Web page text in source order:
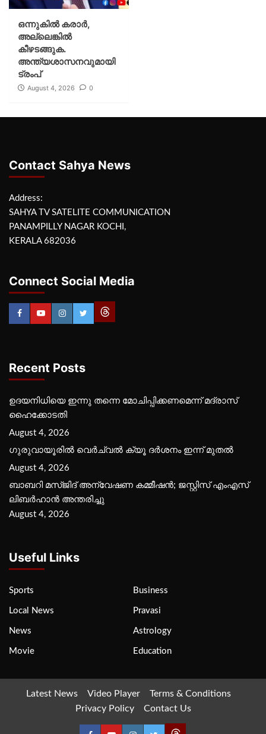
ഒന്നുകില്‍ കരാര്‍,
അല്ലെങ്കില്‍
കീഴടങ്ങുക.
അന്ത്യശാസനവുമായി
ട്രംപ്
August 4, 2026 0
Contact Sahya News
Address:
SAHYA TV SATELITE COMMUNICATION
PANAMPILLY NAGAR KOCHI,
KERALA 682036
Connect Social Media
Recent Posts
ഉദയനിധിയെ ഇന്നു തന്നെ മോചിപ്പിക്കണമെന്ന് മദ്രാസ്
ഹൈക്കോടതി
August 4, 2026
ഗുരുവായൂരില്‍ വെര്‍ച്വല്‍ ക്യൂ ദര്‍ശനം ഇന്ന് മുതല്‍
August 4, 2026
ബാബറി മസ്ജിദ് അന്വേഷണ കമ്മീഷന്‍; ജസ്റ്റിസ് എംഎസ്
ലിബര്‍ഹാന്‍ അന്തരിച്ചു
August 4, 2026
Useful Links
Sports Business
Local News Pravasi
News Astrology
Movie Education
Latest News Video Player
Terms & Conditions
Privacy Policy
Contact Us